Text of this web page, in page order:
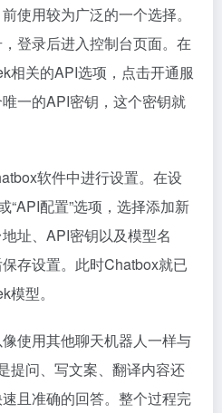
使用较为广泛的一个选择。
登录后进入控制台页面。在
相关的API选项，点击开通服
一的API密钥，这个密钥就
软件中进行设置。在设
“API配置”选项，选择添加新
址、API密钥以及模型名
存设置。此时Chatbox就已
型。
使用其他聊天机器人一样与
提问、写文案、翻译内容还
且准确的回答。整个过程完